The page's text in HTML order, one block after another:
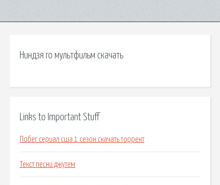
Ниндзя го мультфильм скачать
Links to Important Stuff
Побег сериал сша 1 сезон скачать торрент
Текст песни джутем